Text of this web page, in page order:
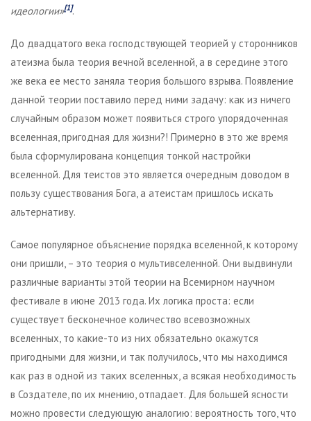
идеологии»[1].
До двадцатого века господствующей теорией у сторонников
атеизма была теория вечной вселенной, а в середине этого
же века ее место заняла теория большого взрыва. Появление
данной теории поставило перед ними задачу: как из ничего
случайным образом может появиться строго упорядоченная
вселенная, пригодная для жизни?! Примерно в это же время
была сформулирована концепция тонкой настройки
вселенной. Для теистов это является очередным доводом в
пользу существования Бога, а атеистам пришлось искать
альтернативу.
Самое популярное объяснение порядка вселенной, к которому
они пришли, – это теория о мультивселенной. Они выдвинули
различные варианты этой теории на Всемирном научном
фестивале в июне 2013 года. Их логика проста: если
существует бесконечное количество всевозможных
вселенных, то какие-то из них обязательно окажутся
пригодными для жизни, и так получилось, что мы находимся
как раз в одной из таких вселенных, а всякая необходимость
в Создателе, по их мнению, отпадает. Для большей ясности
можно провести следующую аналогию: вероятность того, что